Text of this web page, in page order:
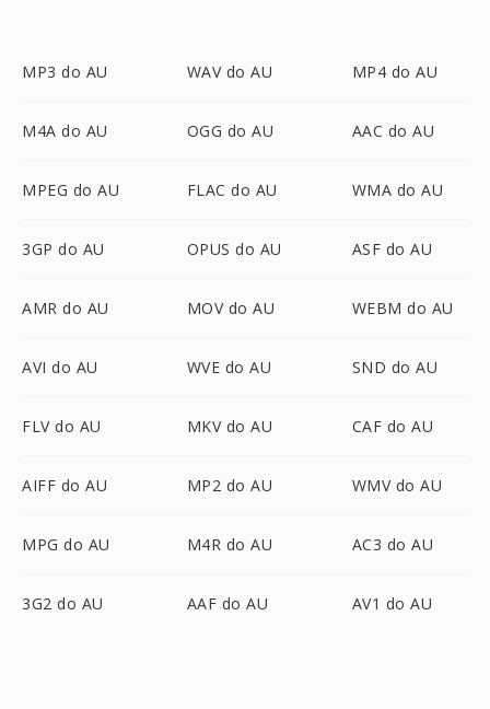
MP3 do AU WAV do AU MP4 do AU
M4A do AU OGG do AU AAC do AU
MPEG do AU FLAC do AU WMA do AU
3GP do AU OPUS do AU ASF do AU
AMR do AU MOV do AU WEBM do AU
AVI do AU WVE do AU SND do AU
FLV do AU MKV do AU CAF do AU
AIFF do AU MP2 do AU WMV do AU
MPG do AU M4R do AU AC3 do AU
3G2 do AU AAF do AU AV1 do AU